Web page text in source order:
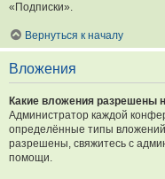
«Подписки».
Вернуться к началу
Вложения
Какие вложения разрешены
Администратор каждой
определённые типы
разрешены, свяжитесь с
помощи.